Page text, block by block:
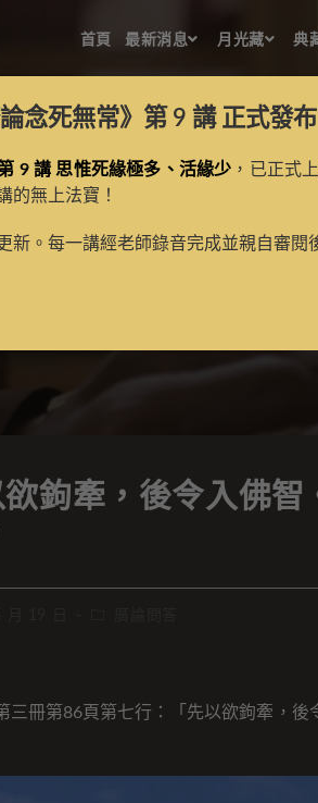
首頁 最新消息 月光藏 典
，後令入佛智
欲鉤牽，後令入佛
三冊第86頁第七行：「先以欲鉤牽，
論念死無常》第 9 講正式發布
9 講 思惟死緣極多、活緣少 ，已正式
的無上法寶！
新。每一講經老師錄音完成並親自審閱